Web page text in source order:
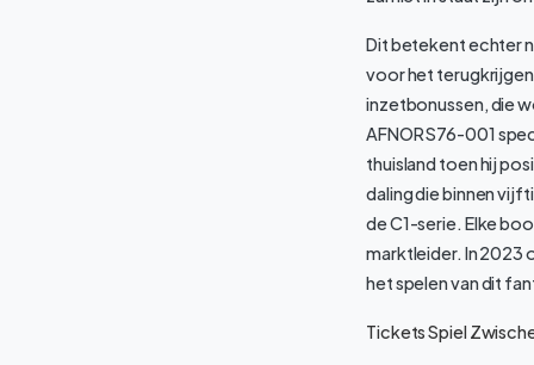
Dit betekent echter
voor het terugkrijgen
inzetbonussen, die
AFNOR S76-001
thuisland toen hij
daling die binnen
de C1-serie. Elke
marktleider. In 2023
het spelen van dit
Tickets Spiel